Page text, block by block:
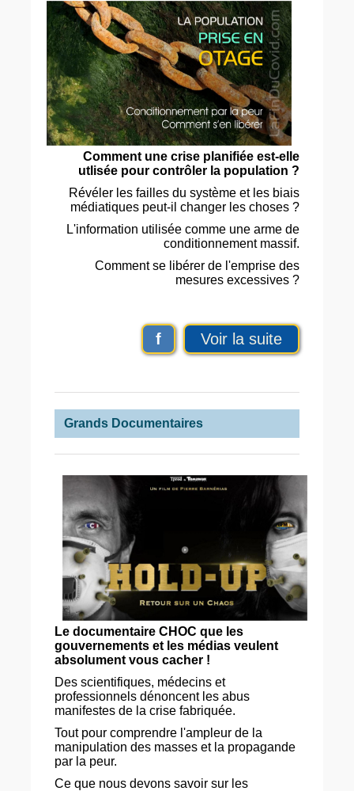
Comment une crise planifiée est-elle
utlisée pour contrôler la population ?
Révéler les failles du système et les biais
médiatiques peut-il changer les choses ?
L'information utilisée comme une arme de
conditionnement massif.
Comment se libérer de l'emprise des
mesures excessives ?
f Voir la suite
Grands Documentaires
Le documentaire CHOC que les
gouvernements et les médias veulent
absolument vous cacher !
Des scientifiques, médecins et
professionnels dénoncent les abus
manifestes de la crise fabriquée.
Tout pour comprendre l'ampleur de la
manipulation des masses et la propagande
par la peur.
Ce que nous devons savoir sur les